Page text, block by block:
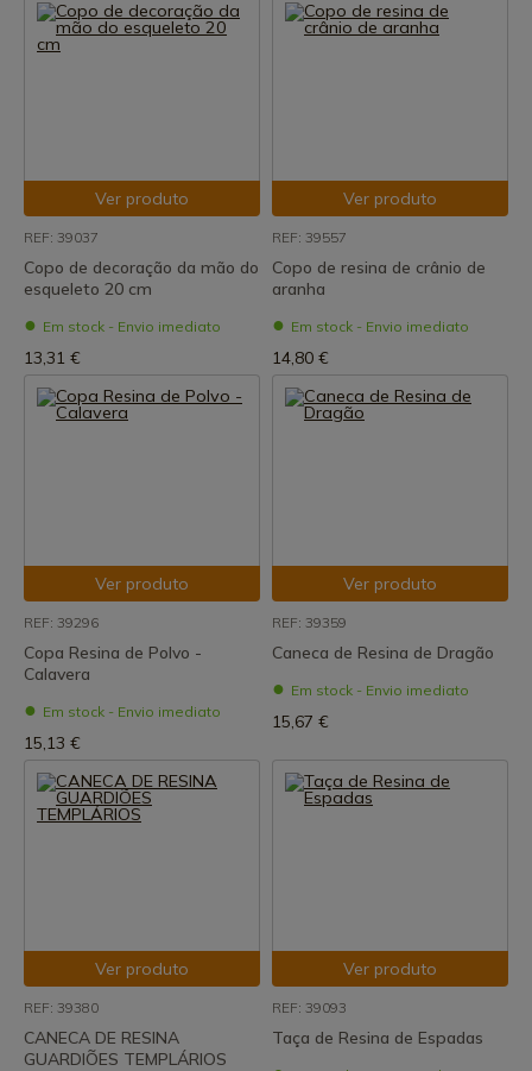
Ver produto
REF: 39037
Copo de decoração da mão do
esqueleto 20 cm
Em stock - Envio imediato
13,31 €
Ver produto
REF: 39557
Copo de resina de crânio de
aranha
Em stock - Envio imediato
14,80 €
Ver produto
REF: 39296
Copa Resina de Polvo -
Calavera
Em stock - Envio imediato
15,13 €
Ver produto
REF: 39359
Caneca de Resina de Dragão
Em stock - Envio imediato
15,67 €
Ver produto
REF: 39380
CANECA DE RESINA
GUARDIÕES TEMPLÁRIOS
Ver produto
REF: 39093
Taça de Resina de Espadas